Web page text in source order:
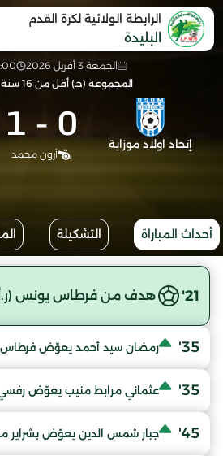
الرابطة الولائية لكرة القدم
البليدة
الجمعة 3 أفريل 2026
المجموعة (جـ) أقل من 16 سنة
إتحاد اولاد موزاية 0
-
1
أرون محمد
أحداث المباراة التشكيلة
21' هدف من فرطاس يونس
35' رمضان سيد أحمد يعوّض
35' عثماني مرابط منيب يعوّض
45' جبار شمس الدين يعوّض بشراير